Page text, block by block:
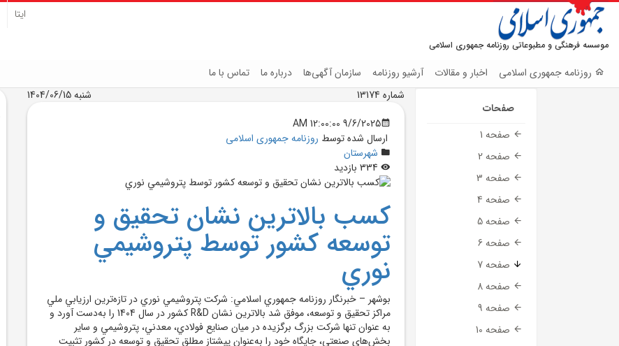
موسسه فرهنگی و مطبوعاتی روزنامه جمهوری اسلامی
ایتا
روزنامه جمهوری اسلامی اخبار و مقالات آرشیو روزنامه سازمان آگهی‌ها درباره ما تماس با ما
صفحات
صفحه 1
صفحه 2
صفحه 3
صفحه 4
صفحه 5
صفحه 6
صفحه 7
صفحه 8
صفحه 9
صفحه 10
شماره 13174
شنبه 1404/06/15
9/6/2025 12:00:00 AM
ارسال شده توسط روزنامه جمهوری اسلامی
شهرستان
کسب بالاترين نشان تحقيق و
توسعه کشور توسط پتروشيمي
نوري
بوشهر – خبرنگار روزنامه جمهوري اسلامي: شرکت پتروشيمي نوري در تازه‌ترين ارزيابي ملي
مراکز تحقيق و توسعه، موفق شد بالاترين نشان R&D کشور در سال 1404 را به‌دست آورد و
به ‌عنوان تنها شرکت بزرگ برگزيده در ميان صنايع فولادي، معدني، پتروشيمي و ساير
بخش‌هاي صنعتي، جايگاه خود را به‌عنوان پيشتاز مطلق تحقيق و توسعه در کشور تثبيت